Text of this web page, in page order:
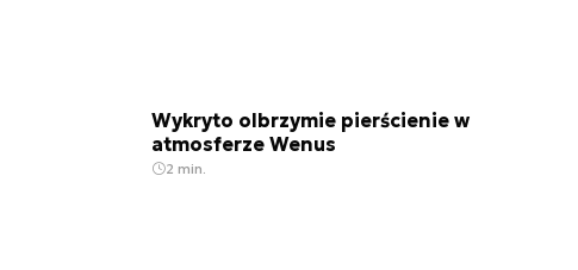
Wykryto olbrzymie pierścienie w
atmosferze Wenus
2 min.